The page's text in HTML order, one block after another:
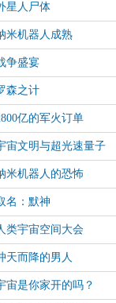
星人尸体
米机器人成熟
争盛宴
森之计
亿的军火订单
宙文明与超光速量子
米机器人的恐怖
名：默神
类宇宙空间大会
天而降的男人
宙是你家开的吗？